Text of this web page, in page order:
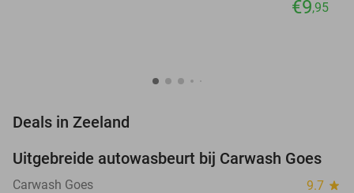
€9,95
Deals in Zeeland
36%
Uitgebreide autowasbeurt bij Carwash Goes
Carwash Goes 9.7 star